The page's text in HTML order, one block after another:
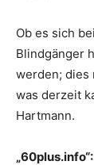
Ob es sich
Blindgänger
werden; dies
was derzeit
Hartmann.